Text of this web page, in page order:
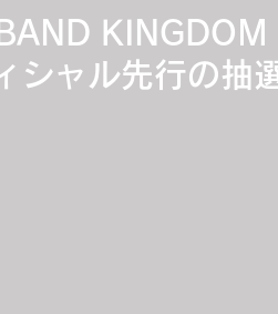
KINGDOM
シャル先行の抽